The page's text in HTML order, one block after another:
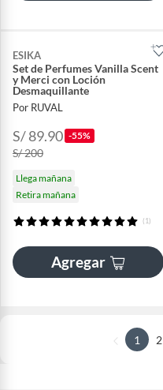
ESIKA
Set de Perfumes Vanilla Scent
y Merci con Loción
Desmaquillante
Por RUVAL
S/ 89.90 -55%
S/ 200
Llega mañana
Retira mañana
(1)
Agregar
1 2